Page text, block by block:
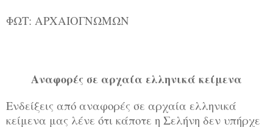
ΦΩΤ: ΑΡΧΑΙΟΓΝΩΜΩΝ
Αναφορές σε αρχαία ελληνικά κείμενα
Ενδείξεις από αναφορές σε αρχαία ελληνικά
κείμενα μας λένε ότι κάποτε η Σελήνη δεν υπήρχε